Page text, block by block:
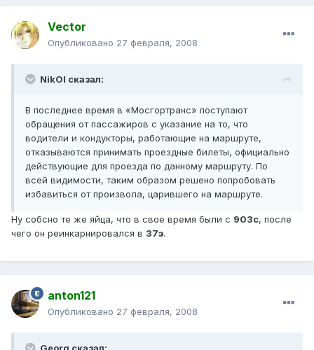
Vector
Опубликовано 27 февраля, 2008
NikOl сказал:
В последнее время в «Мосгортранс» поступают
обращения от пассажиров с указание на то, что
водители и кондукторы, работающие на маршруте,
отказываются принимать проездные билеты, официально
действующие для проезда по данному маршруту. По
всей видимости, таким образом решено попробовать
избавиться от произвола, царившего на маршруте.
Ну собсно те же яйца, что в свое время были с 903с, после
чего он реинкарнировался в 37э.
anton121
Опубликовано 27 февраля, 2008